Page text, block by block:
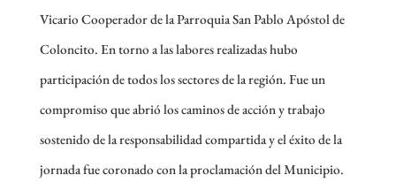
Vicario Cooperador de la Parroquia San Pablo Apóstol de
Coloncito. En torno a las labores realizadas hubo
participación de todos los sectores de la región. Fue un
compromiso que abrió los caminos de acción y trabajo
sostenido de la responsabilidad compartida y el éxito de la
jornada fue coronado con la proclamación del Municipio.